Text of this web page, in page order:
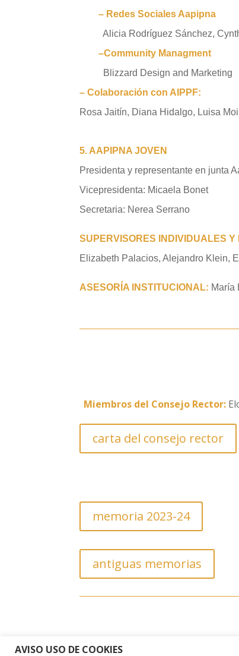
– Redes Sociales Aapipna
Alicia Rodríguez Sánchez,
–Community Managment
Blizzard Design and Marketing
– Colaboración con AIPPF:
Rosa Jaitín, Diana Hidalgo, Luisa
5. AAPIPNA JOVEN
Presidenta y representante en junta
Vicepresidenta: Micaela Bonet
Secretaria: Nerea Serrano
SUPERVISORES INDIVIDUALES Y
Elizabeth Palacios, Alejandro Klein,
ASESORÍA INSTITUCIONAL: María
Miembros del Consejo Rector:
carta del consejo rector
memoria 2023-24
antiguas memorias
AVISO USO DE COOKIES